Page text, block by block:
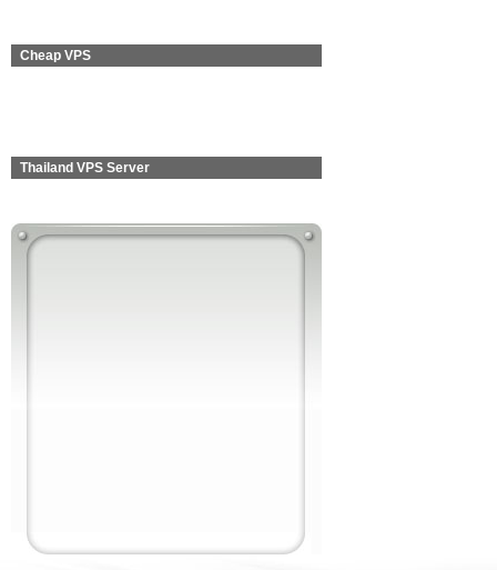
Cheap VPS
Thailand VPS Server